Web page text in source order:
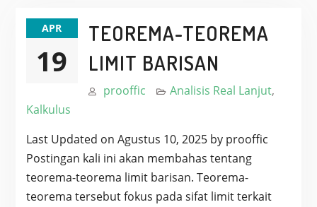
APR
19
TEOREMA-TEOREMA
LIMIT BARISAN
prooffic Analisis Real Lanjut,
Kalkulus
Last Updated on Agustus 10, 2025 by prooffic
Postingan kali ini akan membahas tentang
teorema-teorema limit barisan. Teorema-
teorema tersebut fokus pada sifat limit terkait